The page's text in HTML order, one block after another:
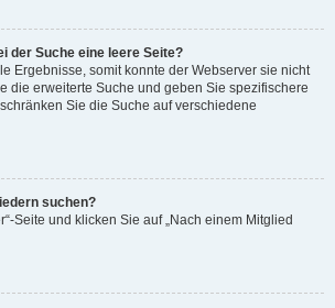
der Suche eine leere Seite?
Ergebnisse, somit konnte der Webserver sie nicht
die erweiterte Suche und geben Sie spezifischere
Sie die Suche auf verschiedene
suchen?
Seite und klicken Sie auf „Nach einem Mitglied